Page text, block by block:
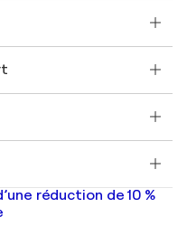
réduction de 10 %